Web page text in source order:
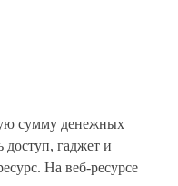
сумму денежных
доступ, гаджет и
На веб-ресурсе